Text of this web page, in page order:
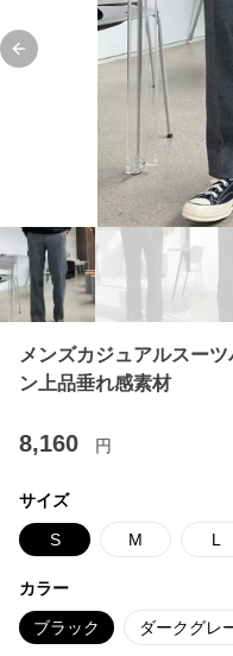
Previous slide
メンズカジュアルスー
ン上品垂れ感素材
8,160 円
サイズ
S M L
カラー
ブラック ダークグレ